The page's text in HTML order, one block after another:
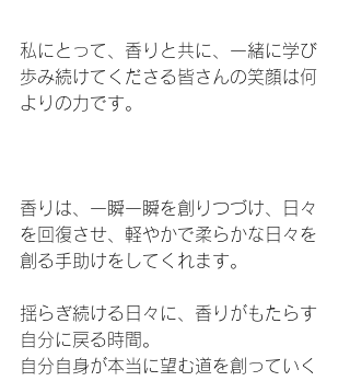
私にとって、香りと共に、一緒に学び
歩み続けてくださる皆さんの笑顔は何
よりの力です。
香りは、一瞬一瞬を創りつづけ、日々
を回復させ、軽やかで柔らかな日々を
創る手助けをしてくれます。
揺らぎ続ける日々に、香りがもたらす
自分に戻る時間。
自分自身が本当に望む道を創っていく